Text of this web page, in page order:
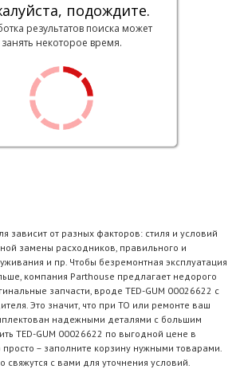
подождите.
результатов поиска может
занять некоторое время.
зависит от разных факторов: стиля и условий
замены расходников, правильного и
и пр. Чтобы безремонтная эксплуатация
компания Parthouse предлагает недорого
запчасти, вроде TED-GUM 00026622 с
Это значит, что при ТО или ремонте ваш
надежными деталями с большим
TED-GUM 00026622 по выгодной цене в
– заполните корзину нужными товарами.
с вами для уточнения условий.